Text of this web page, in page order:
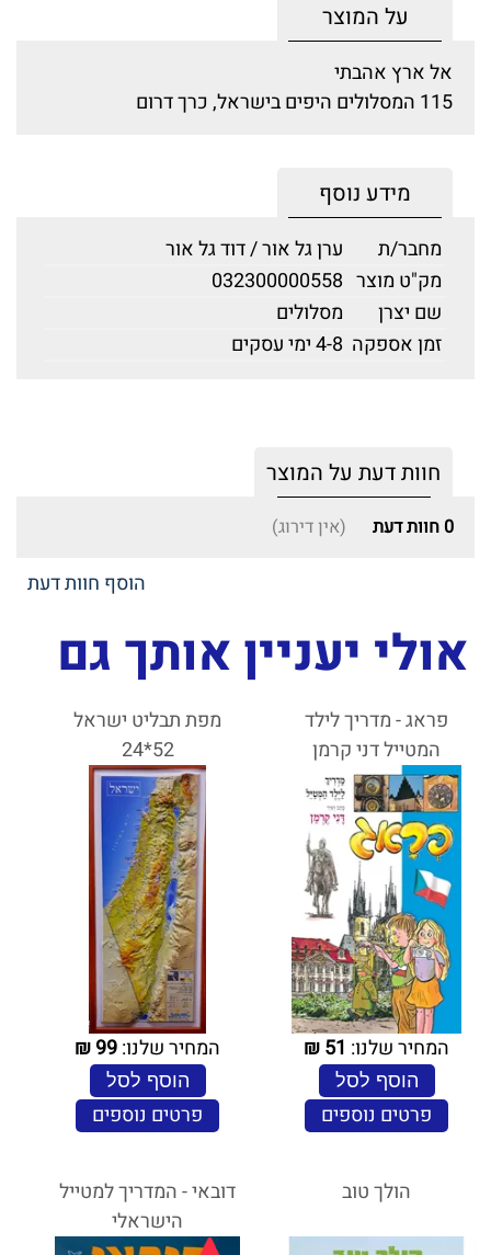
על המוצר
אל ארץ אהבתי
115 המסלולים היפים בישראל, כרך דרום
מידע נוסף
מחבר/ת
ערן גל אור / דוד גל אור
מק"ט מוצר 032300000558
שם יצרן
מסלולים
זמן אספקה 4-8 ימי עסקים
חוות דעת על המוצר
0 חוות דעת (אין דירוג)
הוסף חוות דעת
אולי יעניין אותך גם
פראג - מדריך לילד
המטייל דני קרמן
המחיר שלנו: 51
₪
הוסף לסל
פרטים נוספים
מפת תבליט ישראל
52*24
המחיר שלנו:99
₪
הוסף לסל
פרטים נוספים
הולך טוב
דובאי - המדריך למטייל
הישראלי